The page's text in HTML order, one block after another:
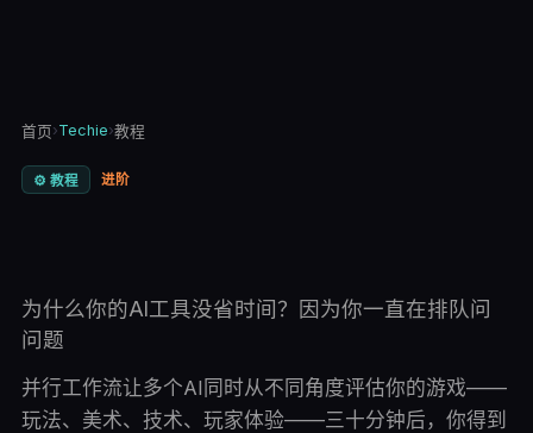
首页›Techie›教程
⚙️ 教程 进阶
为什么你的AI工具没省时间？因为你一直在排队问
问题
并行工作流让多个AI同时从不同角度评估你的游戏——
玩法、美术、技术、玩家体验——三十分钟后，你得到